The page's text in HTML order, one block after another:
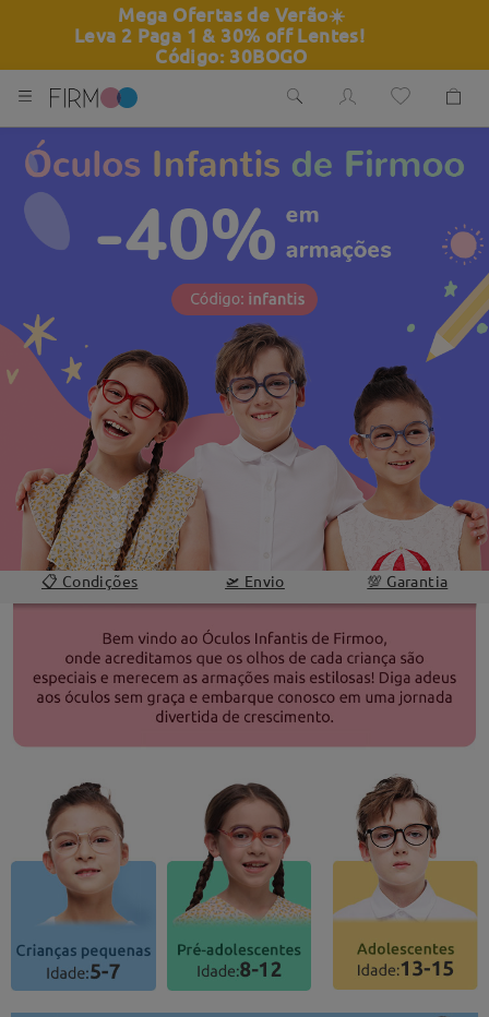
Mega Ofertas de Verão☀️
Leva 2 Paga 1 & 30% off Lentes!
Código: 30BOGO
📋 Condições 🛫 Envio 💯 Garantia